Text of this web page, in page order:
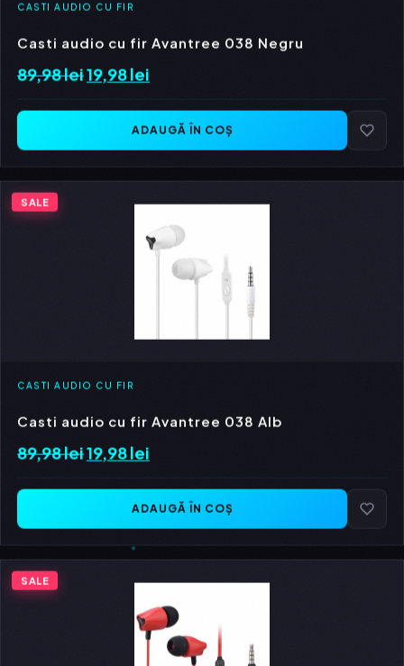
CASTI AUDIO CU FIR
Casti audio cu fir Avantree 038 Negru
89,98leiPrețul
fost:
89,98 lei.
19,98lei
este:
19,98 lei.
ADAUGĂ ÎN COȘ
SALE
CASTI AUDIO CU FIR
Casti audio cu fir Avantree 038 Alb
89,98leiPrețul
fost:
89,98 lei.
19,98lei
este:
19,98 lei.
ADAUGĂ ÎN COȘ
SALE